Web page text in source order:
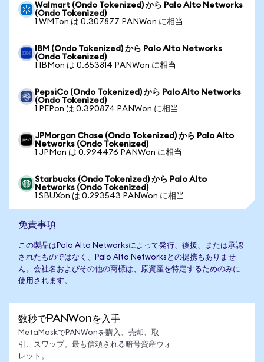
Walmart (Ondo Tokenized) から Palo Alto Networks
(Ondo Tokenized)
1 WMTon は 0.307877 PANWon に相当
IBM (Ondo Tokenized) から Palo Alto Networks
(Ondo Tokenized)
1 IBMon は 0.653814 PANWon に相当
PepsiCo (Ondo Tokenized) から Palo Alto Networks
(Ondo Tokenized)
1 PEPon は 0.390874 PANWon に相当
JPMorgan Chase (Ondo Tokenized) から Palo Alto
Networks (Ondo Tokenized)
1 JPMon は 0.994476 PANWon に相当
Starbucks (Ondo Tokenized) から Palo Alto
Networks (Ondo Tokenized)
1 SBUXon は 0.293543 PANWon に相当
免責事項
この製品はPalo Alto Networksによって発行、後援、または承認
されたものではなく、Palo Alto Networksとの提携もありませ
ん。会社名およびその他の商標は、原資産を特定するためのみに
使用されます。
数秒でPANWonを入手
MetaMaskでPANWonを購入、売却、取
引、スワップ。最も信頼される暗号資産ウォ
レット。